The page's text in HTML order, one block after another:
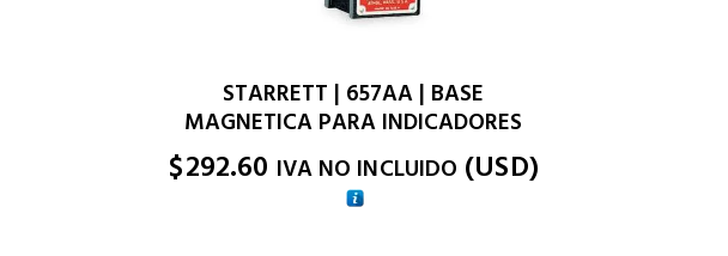
STARRETT | 657AA | BASE
MAGNETICA PARA INDICADORES
$292.60 IVA NO INCLUIDO (USD)